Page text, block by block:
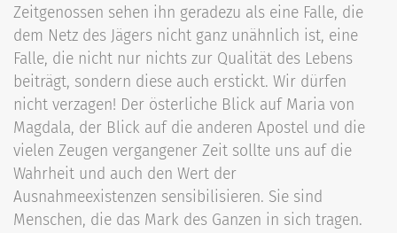
Zeitgenossen sehen ihn geradezu als eine Falle, die
dem Netz des Jägers nicht ganz unähnlich ist, eine
Falle, die nicht nur nichts zur Qualität des Lebens
beiträgt, sondern diese auch erstickt. Wir dürfen
nicht verzagen! Der österliche Blick auf Maria von
Magdala, der Blick auf die anderen Apostel und die
vielen Zeugen vergangener Zeit sollte uns auf die
Wahrheit und auch den Wert der
Ausnahmeexistenzen sensibilisieren. Sie sind
Menschen, die das Mark des Ganzen in sich tragen.